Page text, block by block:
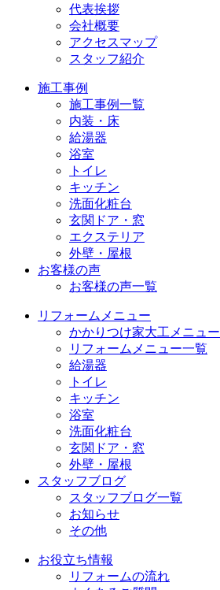
代表挨拶
会社概要
アクセスマップ
スタッフ紹介
施工事例
施工事例一覧
内装・床
給湯器
浴室
トイレ
キッチン
洗面化粧台
玄関ドア・窓
エクステリア
外壁・屋根
お客様の声
お客様の声一覧
リフォームメニュー
かかりつけ家大工メニュー
リフォームメニュー一覧
給湯器
トイレ
キッチン
浴室
洗面化粧台
玄関ドア・窓
外壁・屋根
スタッフブログ
スタッフブログ一覧
お知らせ
その他
お役立ち情報
リフォームの流れ